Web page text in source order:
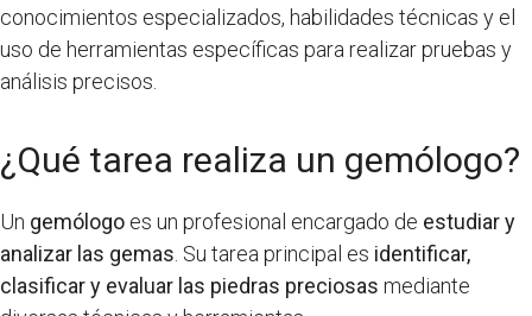
conocimientos especializados, habilidades técnicas y el
uso de herramientas específicas para realizar pruebas y
análisis precisos.
¿Qué tarea realiza un gemólogo?
Un gemólogo es un profesional encargado de estudiar y
analizar las gemas . Su tarea principal es identificar,
clasificar y evaluar las piedras preciosas mediante